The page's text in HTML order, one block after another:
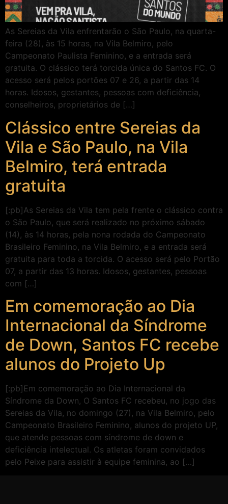
As Sereias da Vila enfrentarão o São Paulo, na quarta-
feira (28), às 15 horas, na Vila Belmiro, pelo
Campeonato Paulista Feminino, e a entrada será
gratuita. O clássico terá torcida única do Santos FC. O
acesso será pelos portões 07 e 26, a partir das 14
horas. Idosos, gestantes, pessoas com deficiência,
conselheiros, proprietários de […]
Clássico entre Sereias da
Vila e São Paulo, na Vila
Belmiro, terá entrada
gratuita
[:pb]As Sereias da Vila tem pela frente o clássico contra
o São Paulo, que será realizado no próximo sábado
(14), às 14 horas, pela nona rodada do Campeonato
Brasileiro Feminino, na Vila Belmiro, e a entrada será
gratuita para toda a torcida. O acesso será pelo Portão
07, a partir das 13 horas. Idosos, gestantes, pessoas
com […]
Em comemoração ao Dia
Internacional da Síndrome
de Down, Santos FC recebe
alunos do Projeto Up
[:pb]Em comemoração ao Dia Internacional da
Síndrome da Down, O Santos FC recebeu, no jogo das
Sereias da Vila, no domingo (27), na Vila Belmiro, pelo
Campeonato Brasileiro Feminino, alunos do projeto UP,
que atende pessoas com síndrome de down e
deficiência intelectual. Os atletas foram convidados
pelo Peixe para assistir à equipe feminina, ao […]